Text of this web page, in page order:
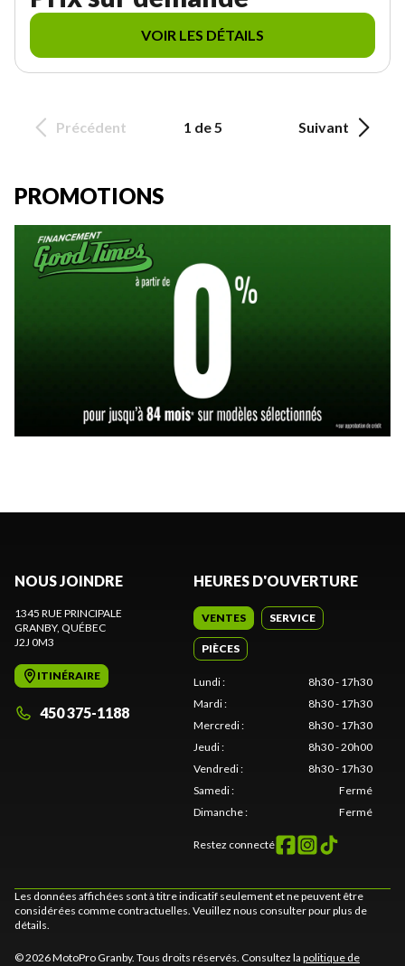
VOIR LES DÉTAILS
Précédent 1 de 5 Suivant
PROMOTIONS
NOUS JOINDRE
1345 RUE PRINCIPALE
GRANBY, QUÉBEC
J2J 0M3
ITINÉRAIRE
450 375-1188
HEURES D'OUVERTURE
VENTES SERVICE
PIÈCES
Lundi:
8h30 - 17h30
Mardi:
8h30 - 17h30
Mercredi:
8h30 - 17h30
Jeudi:
8h30 - 20h00
Vendredi:
8h30 - 17h30
Samedi:
Fermé
Dimanche: Fermé
Restez connecté
Les données affichées sont à titre indicatif seulement et ne peuvent être
considérées comme contractuelles. Veuillez nous consulter pour plus de
détails.
© 2026 MotoPro Granby. Tous droits réservés. Consultez la politique de